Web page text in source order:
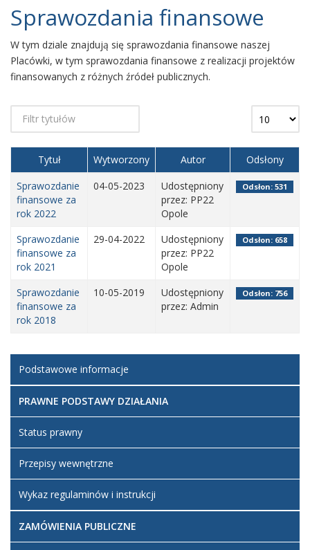
Sprawozdania finansowe
W tym dziale znajdują się sprawozdania finansowe naszej
Placówki, w tym sprawozdania finansowe z realizacji projektów
finansowanych z różnych źródeł publicznych.
Tytuł Wytworzony Autor
Odsłony
Sprawozdanie
finansowe za
rok 2022
04-05-2023
Udostępniony
przez: PP22
Opole
Odsłon: 531
Sprawozdanie
finansowe za
rok 2021
29-04-2022
Udostępniony
przez: PP22
Opole
Odsłon: 658
Sprawozdanie
finansowe za
rok 2018
10-05-2019
Udostępniony
przez: Admin
Odsłon: 756
Podstawowe informacje
PRAWNE PODSTAWY DZIAŁANIA
Status prawny
Przepisy wewnętrzne
Wykaz regulaminów i instrukcji
ZAMÓWIENIA PUBLICZNE